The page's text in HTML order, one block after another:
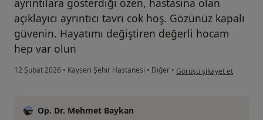
ayrıntılara gösterdiği özen, hastasına olan
açıklayıcı ayrıntıcı tavrı cok hoş. Gözünüz kapalı
güvenin. Hayatımı değiştiren değerli hocam
hep var olun
12 Şubat 2026 • Kayseri Şehir Hastanesi • Diğer • kullanıcının görüşüne
Görüşü şikayet et
Op. Dr. Mehmet Baykan